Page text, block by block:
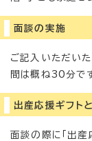
面談の実施
ご記入いただいた
間は概ね30分です
出産応援ギフト
面談の際に「出産